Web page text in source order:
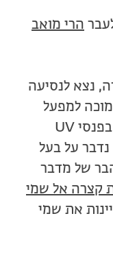
הרי מואב
נצא לנסיעה
למפעל
המים של הקיבוץ, משם נצטייד בפנסי UV
נדבר על בעל
הבר של מדבר
קצרה אל שמי
את שמי